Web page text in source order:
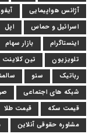
آژانس هواپیمایی
اسرائیل و حماس
اپل
اینستاگرام
بازار سهام
تلویزیون
تین کلاینت
رباتیک
سئو
شبکه های اجتماعی
قیمت سکه
قیمت طلا
مشاوره حقوقی آنلاین